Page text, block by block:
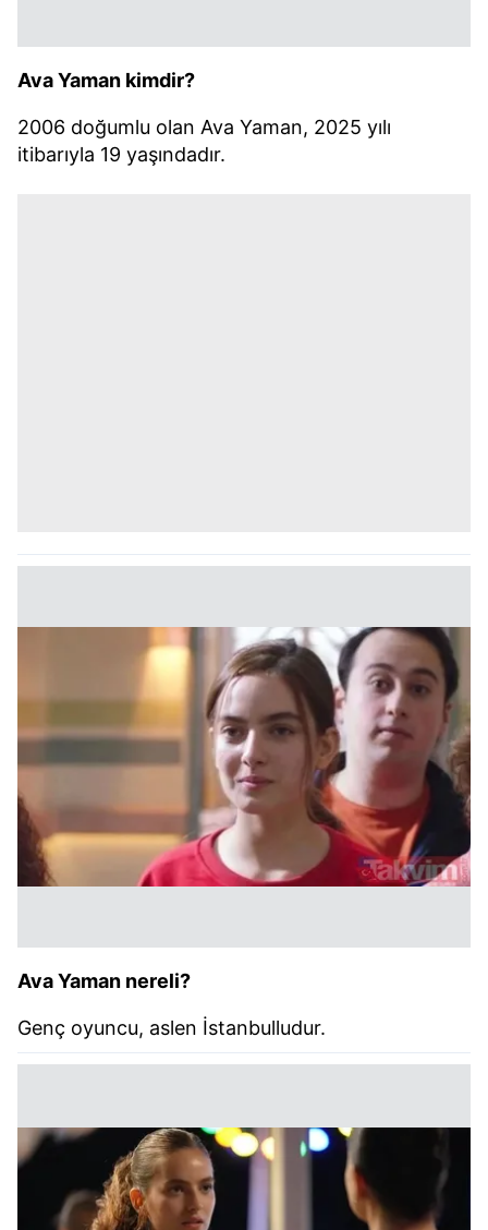
Ava Yaman kimdir?
2006 doğumlu olan Ava Yaman, 2025 yılı
itibarıyla 19 yaşındadır.
Ava Yaman nereli?
Genç oyuncu, aslen İstanbulludur.